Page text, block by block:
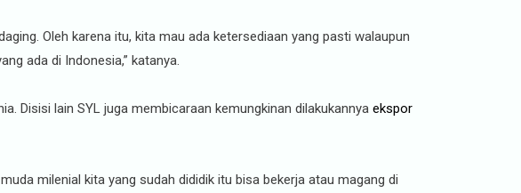
Oleh karena itu, kita mau ada ketersediaan yang pasti walaupun
ada di Indonesia,” katanya.
Disisi lain SYL juga membicaraan kemungkinan dilakukannya ekspor
milenial kita yang sudah dididik itu bisa bekerja atau magang di